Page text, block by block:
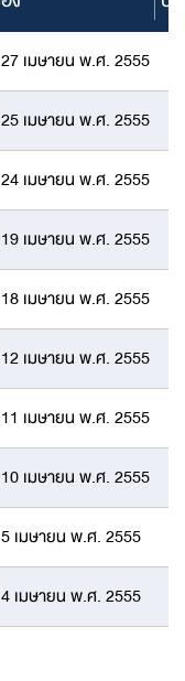
เมษายน พ.ศ. 2555
เมษายน พ.ศ. 2555
เมษายน พ.ศ. 2555
เมษายน พ.ศ. 2555
เมษายน พ.ศ. 2555
เมษายน พ.ศ. 2555
เมษายน พ.ศ. 2555
เมษายน พ.ศ. 2555
เมษายน พ.ศ. 2555
เมษายน พ.ศ. 2555